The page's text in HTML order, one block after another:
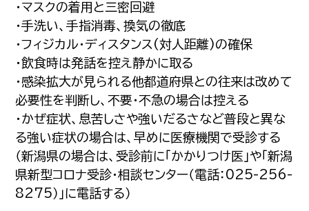
・マスクの着用と三密回避
・手洗い、手指消毒、換気の徹底
・フィジカル・ディスタンス(対人距離)の確保
・飲食時は発話を控え静かに取る
・感染拡大が見られる他都道府県との往来は改めて
必要性を判断し、不要・不急の場合は控える
・かぜ症状、息苦しさや強いだるさなど普段と異な
る強い症状の場合は、早めに医療機関で受診する
（新潟県の場合は、受診前に「かかりつけ医」や「新潟
県新型コロナ受診・相談センター（電話：025-256-
8275）」に電話する）